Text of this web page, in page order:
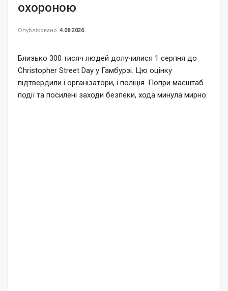
охороною
Опубліковано 4.08.2026
Близько 300 тисяч людей долучилися 1 серпня до
Christopher Street Day у Гамбурзі. Цю оцінку
підтвердили і організатори, і поліція. Попри масштаб
події та посилені заходи безпеки, хода минула мирно.